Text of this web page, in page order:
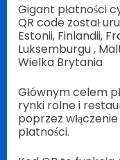
Gigant płatności
QR code został
Estonii, Finlandii,
Luksemburgu ,
Wielka Brytania
Głównym celem
rynki rolne i
poprzez
płatności.